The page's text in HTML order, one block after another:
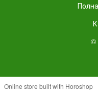
©
Online store built with Horoshop